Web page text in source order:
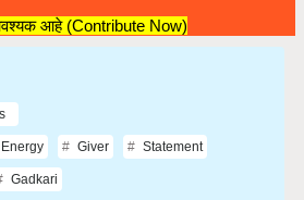
आहे (Contribute Now)
Energy Giver Statement
Gadkari